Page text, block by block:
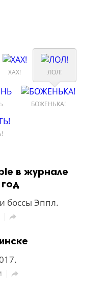
ХАХ! ЛОЛ!
БОЖЕНЬКА!
в журнале
боссы Эппл.

